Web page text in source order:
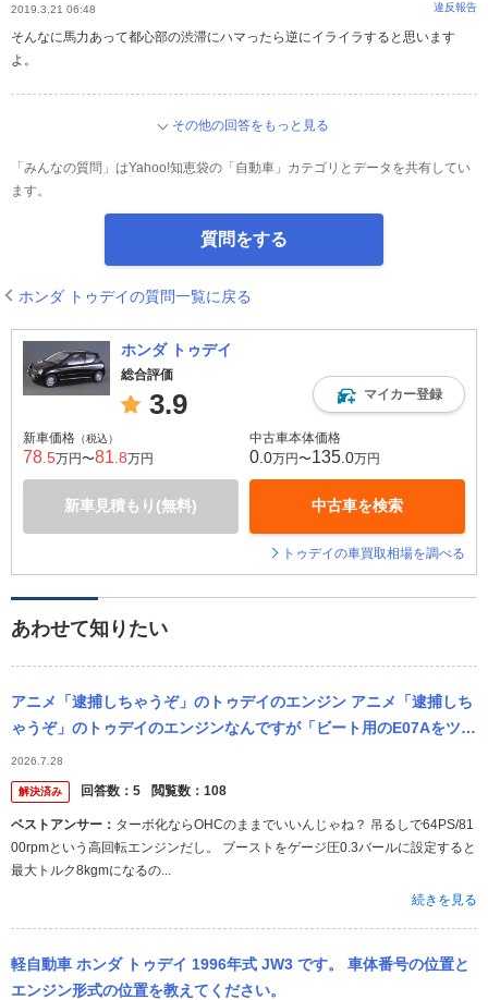
2019.3.21 06:48 違反報告
そんなに馬力あって都心部の渋滞にハマったら逆にイライラすると思います
よ。
その他の回答をもっと見る
「みんなの質問」はYahoo!知恵袋の「自動車」カテゴリとデータを共有してい
ます。
質問をする
ホンダ トゥデイの質問一覧に戻る
ホンダ トゥデイ
総合評価
3.9 マイカー登録
新車価格 （税込）
78 .5万円〜81 .8万円
新車見積もり(無料)
中古車本体価格
0 .0万円〜135 .0万円
中古車を検索
トゥデイの車買取相場を調べる
あわせて知りたい
アニメ「逮捕しちゃうぞ」のトゥデイのエンジン アニメ「逮捕しち
ゃうぞ」のトゥデイのエンジンなんですが「ビート用のE07Aをツイ
ンカム化して排気量を700ccまで拡大。更にターボとインタークー
ラー...
2026.7.28
解決済み 回答数： 5 閲覧数： 108
ベストアンサー： ターボ化ならOHCのままでいいんじゃね？ 吊るしで64PS/81
00rpmという高回転エンジンだし。 ブーストをゲージ圧0.3バールに設定すると
最大トルク8kgmになるの...
続きを見る
軽自動車 ホンダ トゥデイ 1996年式 JW3 です。 車体番号の位置と
エンジン形式の位置を教えてください。